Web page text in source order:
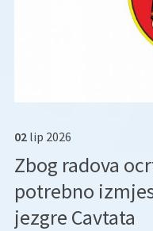
02 lip 2026
Zbog radova
potrebno
jezgre Cavtata